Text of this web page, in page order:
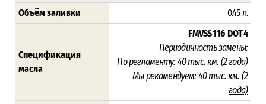
Объём заливки 0.45 л.
Спецификация
масла
FMVSS 116 DOT 4
Периодичность замены:
По регламенту: 40 тыс. км. (2 года)
Мы рекомендуем: 40 тыс. км. (2
года)